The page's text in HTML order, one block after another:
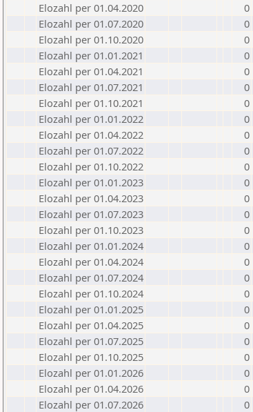
Elozahl per 01.04.2020
0
Elozahl per 01.07.2020
0
Elozahl per 01.10.2020
0
Elozahl per 01.01.2021
0
Elozahl per 01.04.2021
0
Elozahl per 01.07.2021
0
Elozahl per 01.10.2021
0
Elozahl per 01.01.2022
0
Elozahl per 01.04.2022
0
Elozahl per 01.07.2022
0
Elozahl per 01.10.2022
0
Elozahl per 01.01.2023
0
Elozahl per 01.04.2023
0
Elozahl per 01.07.2023
0
Elozahl per 01.10.2023
0
Elozahl per 01.01.2024
0
Elozahl per 01.04.2024
0
Elozahl per 01.07.2024
0
Elozahl per 01.10.2024
0
Elozahl per 01.01.2025
0
Elozahl per 01.04.2025
0
Elozahl per 01.07.2025
0
Elozahl per 01.10.2025
0
Elozahl per 01.01.2026
0
Elozahl per 01.04.2026
0
Elozahl per 01.07.2026
0